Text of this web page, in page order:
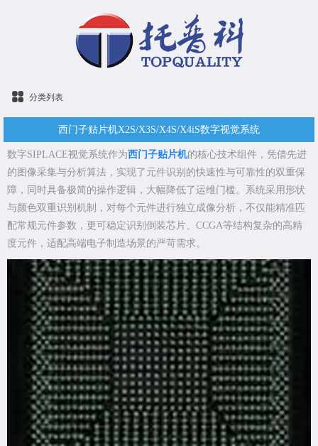
分类列表
西门子贴片机X2S/X3S/X4S/X4iS数字视觉系统
数字SIPLACE视觉系统作为西门子贴片机的核心技术组件，凭借先进
的图像采集与分析算法，实现了元件识别的快速性与可靠性的双重保
障，同时具备极简的操作逻辑，大幅降低了运维门槛。系统采用形状
与颜色双重识别机制，对每个元件进行独立成像分析，不仅能精准匹
配常规元件参数，更可稳定识别倒装芯片、CCGA等结构复杂的高精
度元件，适配高端电子制造场景的严苛需求。